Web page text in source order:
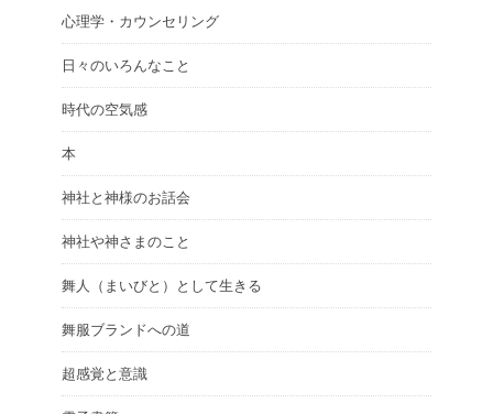
心理学・カウンセリング
日々のいろんなこと
時代の空気感
本
神社と神様のお話会
神社や神さまのこと
舞人（まいびと）として生きる
舞服ブランドへの道
超感覚と意識